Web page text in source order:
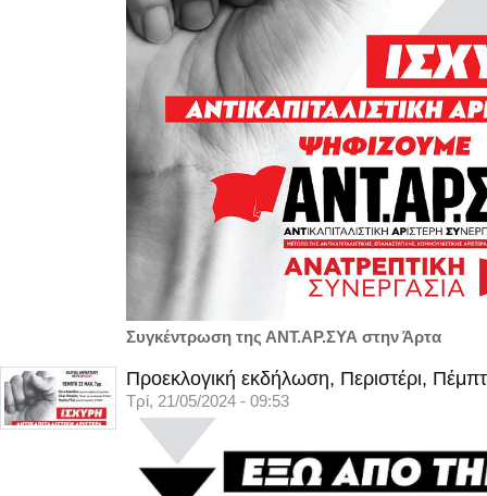
Συγκέντρωση της ΑΝΤ.ΑΡ.ΣΥΑ στην Άρτα
Προεκλογική εκδήλωση, Περιστέρι,
Τρί, 21/05/2024 - 09:53